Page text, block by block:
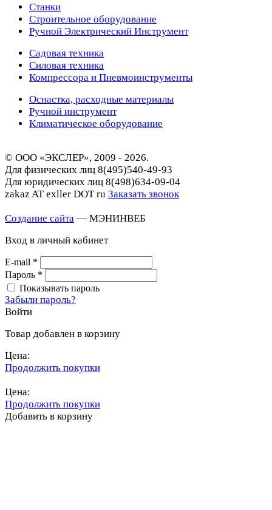
Станки
Строительное оборудование
Ручной Электрический Инструмент
Садовая техника
Силовая техника
Компрессора и Пневмоинструменты
Оснастка, расходные материалы
Ручной инструмент
Климатическое оборудование
© ООО «ЭКСЛЕР», 2009 - 2026.
Для физических лиц 8(495)540-49-93
Для юридических лиц 8(498)634-09-04
zakaz AT exller DOT ru Заказать звонок
Создание сайта — МЭНИНВЕБ
Вход в личный кабинет
E-mail *
Пароль *
Показывать пароль
Забыли пароль?
Войти
Товар добавлен в корзину
Цена:
Продолжить покупки
Цена:
Продолжить покупки
Добавить в корзину